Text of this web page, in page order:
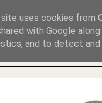
? uses cookies from
with Google
and to detect and